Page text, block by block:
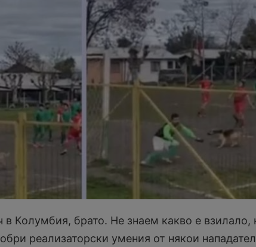
в Колумбия, брато. Не знаем какво е взилало,
реализаторски умения от някои